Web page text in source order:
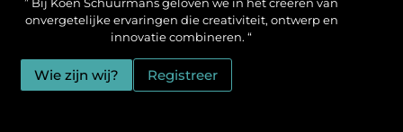
onvergetelijke ervaringen die creativiteit, ontwerp en
innovatie combineren. “
Wie zijn wij? Registreer